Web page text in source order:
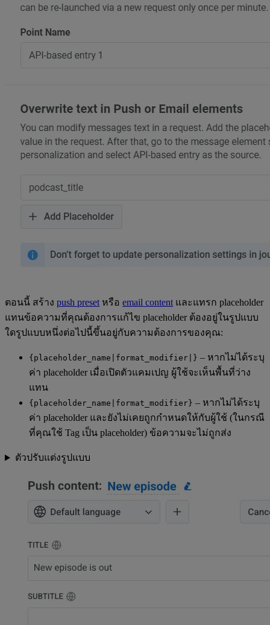
ตอนนี้ สร้าง push preset หรือ email content และแทรก placeholder
แทนข้อความที่คุณต้องการแก้ไข placeholder ต้องอยู่ในรูปแบบ
ใดรูปแบบหนึ่งต่อไปนี้ขึ้นอยู่กับความต้องการของคุณ:
{placeholder_name|format_modifier|} – หากไม่ได้ระบุ
ค่า placeholder เมื่อเปิดตัวแคมเปญ ผู้ใช้จะเห็นพื้นที่ว่าง
แทน
{placeholder_name|format_modifier} – หากไม่ได้ระบุ
ค่า placeholder และยังไม่เคยถูกกำหนดให้กับผู้ใช้ (ในกรณี
ที่คุณใช้ Tag เป็น placeholder) ข้อความจะไม่ถูกส่ง
ตัวปรับแต่งรูปแบบ